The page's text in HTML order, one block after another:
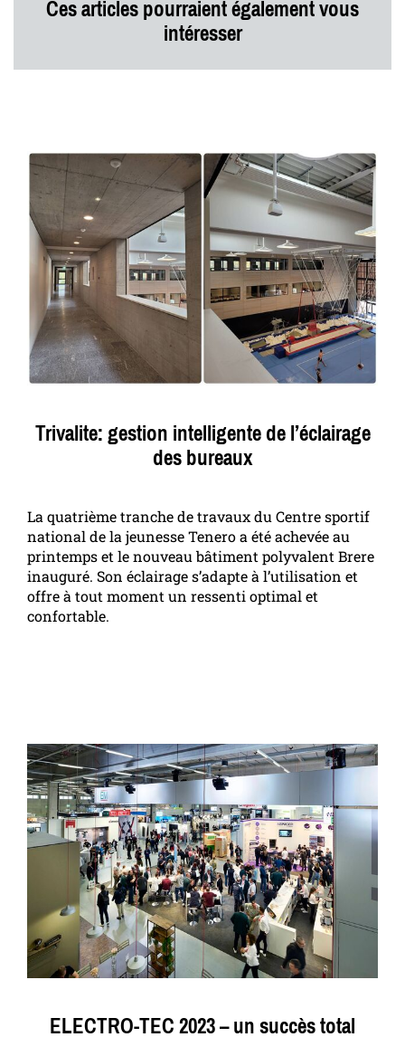
Ces articles pourraient également vous
intéresser
Trivalite: gestion intelligente de l’éclairage
des bureaux
La quatrième tranche de travaux du Centre sportif
national de la jeunesse Tenero a été achevée au
printemps et le nouveau bâtiment polyvalent Brere
inauguré. Son éclairage s’adapte à l’utilisation et
offre à tout moment un ressenti optimal et
confortable.
ELECTRO-TEC 2023 – un succès total